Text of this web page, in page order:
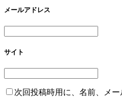
メールアドレス
サイト
次回投稿時用に、名前、メ